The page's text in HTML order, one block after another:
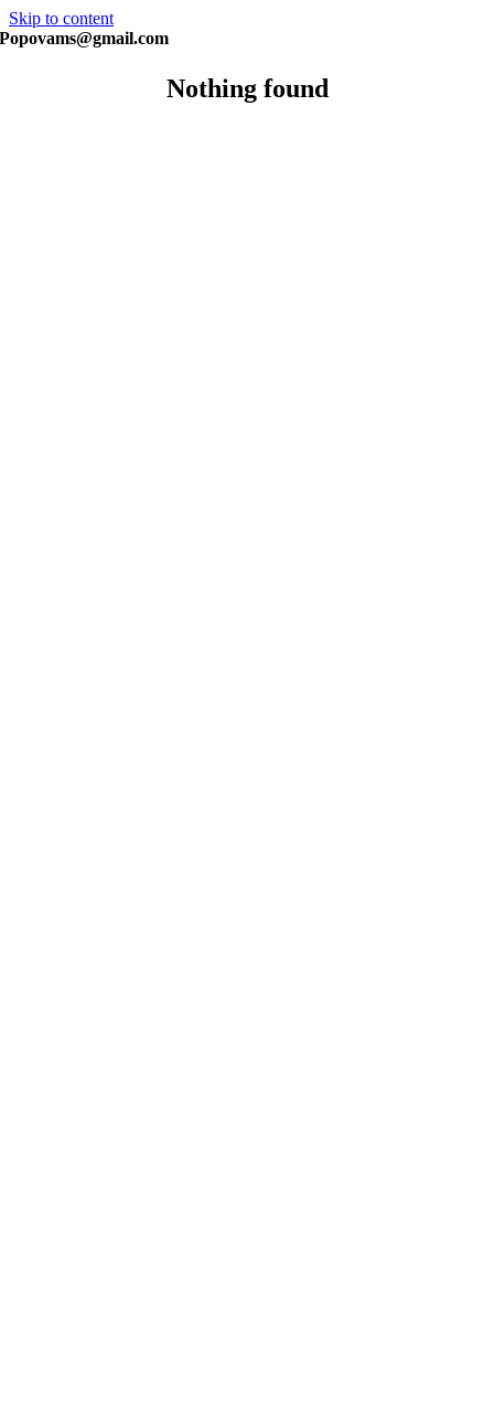
Skip to content
Popovams@gmail.com
Nothing found